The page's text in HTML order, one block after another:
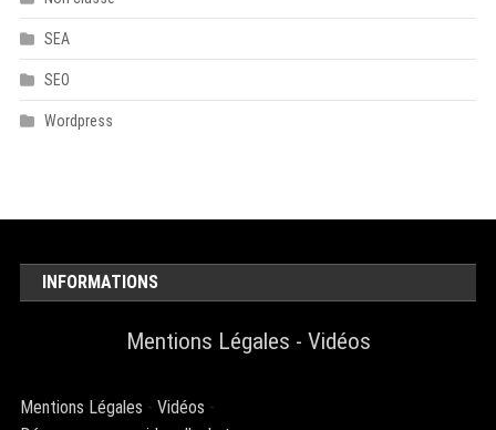
SEA
SEO
Wordpress
INFORMATIONS
Mentions Légales - Vidéos
Mentions Légales -Vidéos -